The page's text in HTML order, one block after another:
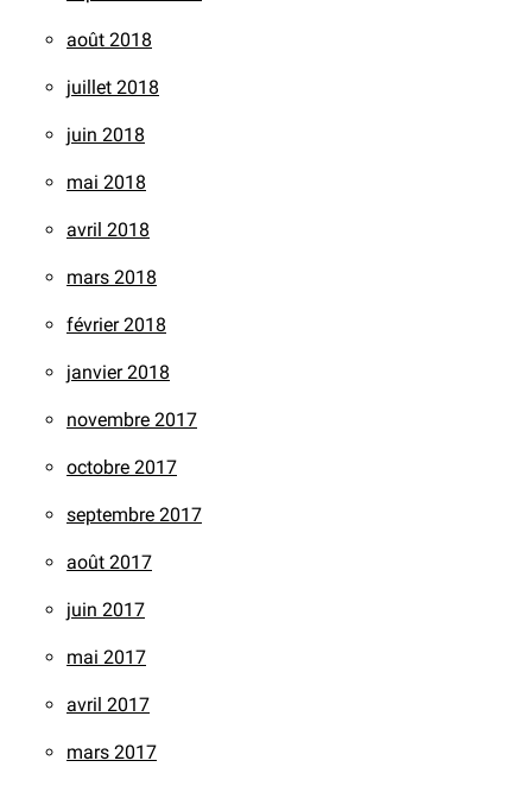
août 2018
juillet 2018
juin 2018
mai 2018
avril 2018
mars 2018
février 2018
janvier 2018
novembre 2017
octobre 2017
septembre 2017
août 2017
juin 2017
mai 2017
avril 2017
mars 2017